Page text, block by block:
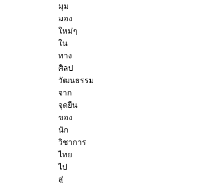
มุม
มอง
ใหม่ๆ
ใน
ทาง
ศิลป
วัฒนธรรม
จาก
จุดยืน
ของ
นัก
วิชาการ
ไทย
ไป
สู่